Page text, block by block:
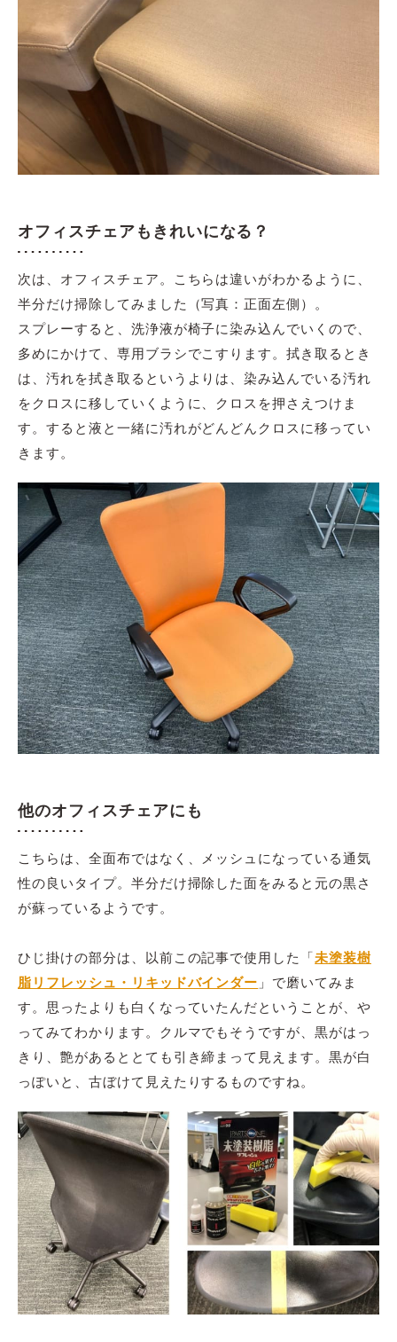
オフィスチェアもきれいになる？
次は、オフィスチェア。こちらは違いがわかるように、
半分だけ掃除してみました（写真：正面左側）。
スプレーすると、洗浄液が椅子に染み込んでいくので、
多めにかけて、専用ブラシでこすります。拭き取るとき
は、汚れを拭き取るというよりは、染み込んでいる汚れ
をクロスに移していくように、クロスを押さえつけま
す。すると液と一緒に汚れがどんどんクロスに移ってい
きます。
他のオフィスチェアにも
こちらは、全面布ではなく、メッシュになっている通気
性の良いタイプ。半分だけ掃除した面をみると元の黒さ
が蘇っているようです。
ひじ掛けの部分は、以前この記事で使用した「未塗装樹
脂リフレッシュ・リキッドバインダー 」で磨いてみま
す。思ったよりも白くなっていたんだということが、や
ってみてわかります。クルマでもそうですが、黒がはっ
きり、艶があるととても引き締まって見えます。黒が白
っぽいと、古ぼけて見えたりするものですね。